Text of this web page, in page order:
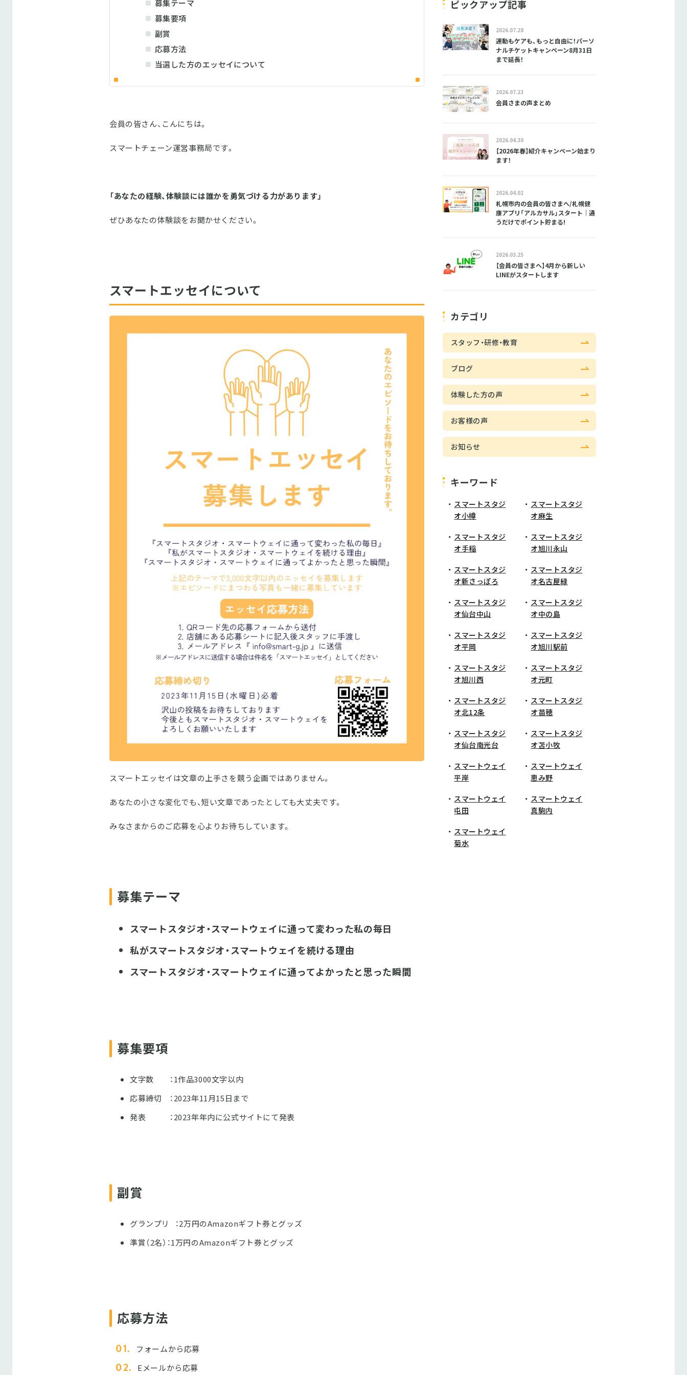
募集テーマ
募集要項
副賞
応募方法
当選した方のエッセイについて
会員の皆さん、こんにちは。
スマートチェーン運営事務局です。
「あなたの経験、体験談には誰かを勇気づける力があります」
ぜひあなたの体験談をお聞かせください。
スマートエッセイについて
スマートエッセイは文章の上手さを競う企画ではありません。
あなたの小さな変化でも、短い文章であったとしても大丈夫です。
みなさまからのご応募を心よりお待ちしています。
募集テーマ
スマートスタジオ・スマートウェイに通って変わった私の毎日
私がスマートスタジオ・スマートウェイを続ける理由
スマートスタジオ・スマートウェイに通ってよかったと思った瞬間
募集要項
文字数 ：1作品3000文字以内
応募締切 ：2023年11月15日まで
発表 ：2023年年内に公式サイトにて発表
副賞
グランプリ ：2万円のAmazonギフト券とグッズ
準賞（2名）：1万円のAmazonギフト券とグッズ
応募方法
フォームから応募
Eメールから応募
ピックアップ記事
2026.07.28
運動もケアも、もっと自由に！パーソ
ナルチケットキャンペーン8月31日
まで延長！
2026.07.23
会員さまの声まとめ
2026.04.30
【2026年春】紹介キャンペーン始まり
ます！
2026.04.02
札幌市内の会員の皆さまへ/札幌健
康アプリ「アルカサル」スタート｜通
うだけでポイント貯まる!
2026.03.25
【会員の皆さまへ】4月から新しい
LINEがスタートします
カテゴリ
スタッフ・研修・教育
ブログ
体験した方の声
お客様の声
お知らせ
キーワード
スマートスタジ
オ小樽
スマートスタジ
オ麻生
スマートスタジ
オ手稲
スマートスタジ
オ旭川永山
スマートスタジ
オ新さっぽろ
スマートスタジ
オ名古屋緑
スマートスタジ
オ仙台中山
スマートスタジ
オ中の島
スマートスタジ
オ平岡
スマートスタジ
オ旭川駅前
スマートスタジ
オ旭川西
スマートスタジ
オ元町
スマートスタジ
オ北12条
スマートスタジ
オ苗穂
スマートスタジ
オ仙台南光台
スマートスタジ
オ苫小牧
スマートウェイ
平岸
スマートウェイ
恵み野
スマートウェイ
屯田
スマートウェイ
真駒内
スマートウェイ
菊水